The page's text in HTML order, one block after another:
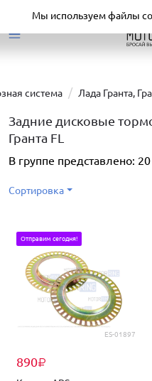
система Лада Гранта,
Задние дисковые
Гранта FL
В группе представлено: 20
Сортировка
ES-01897
890₽
Отправим сегодня!
Мы используем файлы